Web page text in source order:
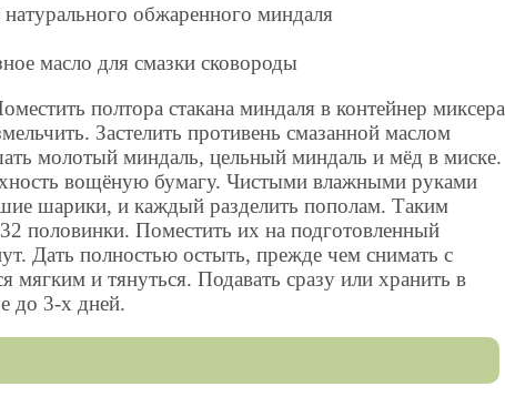
натурального обжаренного миндаля
масло для смазки сковороды
полтора стакана миндаля в контейнер миксера
Застелить противень смазанной маслом
молотый миндаль, цельный миндаль и мёд в миске.
вощёную бумагу. Чистыми влажными руками
шарики, и каждый разделить пополам. Таким
половинки. Поместить их на подготовленный
Дать полностью остыть, прежде чем снимать с
мягким и тянуться. Подавать сразу или хранить в
до 3-х дней.